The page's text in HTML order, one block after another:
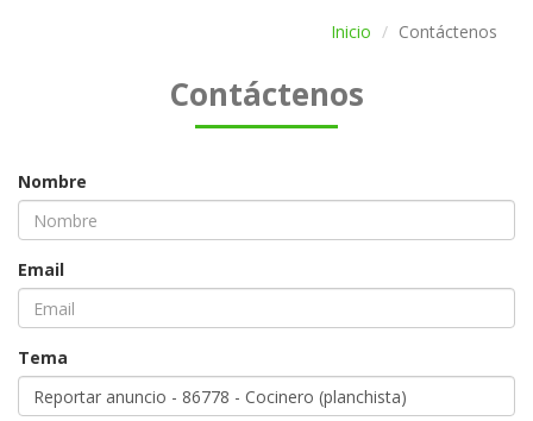
Inicio Contáctenos
Contáctenos
Nombre
Email
Tema